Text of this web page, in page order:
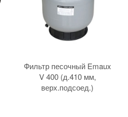
Фильтр песочный Emaux
V 400 (д.410 мм,
верх.подсоед.)